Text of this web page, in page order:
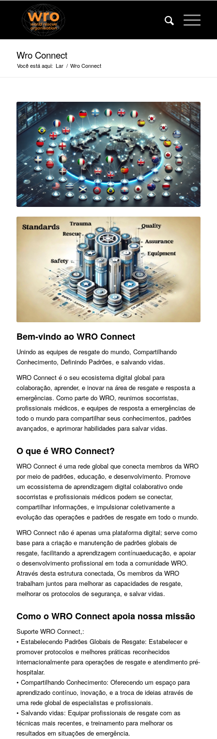
Wro Connect
Você está aqui: Lar / Wro Connect
Bem-vindo ao WRO Connect
Unindo as equipes de resgate do mundo, Compartilhando
Conhecimento, Definindo Padrões, e salvando vidas.
WRO Connect é o seu ecosistema digital global para
colaboração, aprender, e inovar na área de resgate e resposta a
emergências. Como parte do WRO, reunimos socorristas,
profissionais médicos, e equipes de resposta a emergências de
todo o mundo para compartilhar seus conhecimentos, padrões
avançados, e aprimorar habilidades para salvar vidas.
O que é WRO Connect?
WRO Connect é uma rede global que conecta membros da WRO
por meio de padrões, educação, e desenvolvimento. Promove
um ecossistema de aprendizagem digital colaborativo onde
socorristas e profissionais médicos podem se conectar,
compartilhar informações, e impulsionar coletivamente a
evolução das operações e padrões de resgate em todo o mundo.
WRO Connect não é apenas uma plataforma digital; serve como
base para a criação e manutenção de padrões globais de
resgate, facilitando a aprendizagem contínuaeducação, e apoiar
o desenvolvimento profissional em toda a comunidade WRO.
Através desta estrutura conectada, Os membros da WRO
trabalham juntos para melhorar as capacidades de resgate,
melhorar os protocolos de segurança, e salvar vidas.
Como o WRO Connect apoia nossa missão
Suporte WRO Connect,:
• Estabelecendo Padrões Globais de Resgate: Estabelecer e
promover protocolos e melhores práticas reconhecidos
internacionalmente para operações de resgate e atendimento pré-
hospitalar.
• Compartilhando Conhecimento: Oferecendo um espaço para
aprendizado contínuo, inovação, e a troca de ideias através de
uma rede global de especialistas e profissionais.
• Salvando vidas: Equipar profissionais de resgate com as
técnicas mais recentes, e treinamento para melhorar os
resultados em situações de emergência.